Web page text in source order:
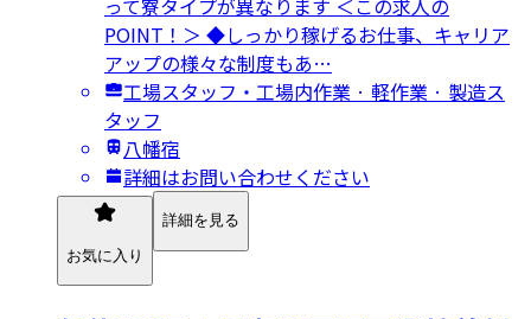
って寮タイプが異なります ＜この求人の
POINT！＞ ◆しっかり稼げるお仕事、キャリア
アップの様々な制度もあ…
工場スタッフ・工場内作業 · 軽作業 · 製造ス
タッフ
八幡宿
詳細はお問い合わせください
お気に入り
詳細を見る